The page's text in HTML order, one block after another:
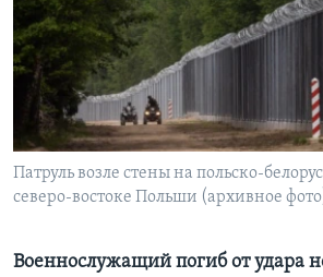
Learning English
СОЦИАЛЬНЫЕ СЕТИ
Языки
Патруль возле стены на польско-
северо-востоке Польши (архивное
Военнослужащий погиб от удара